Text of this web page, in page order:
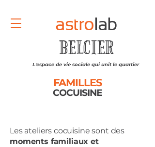
astrolab
BELCIER
L'espace de vie sociale qui unit le quartier.
FAMILLES
COCUISINE
Les ateliers cocuisine sont des
moments familiaux et